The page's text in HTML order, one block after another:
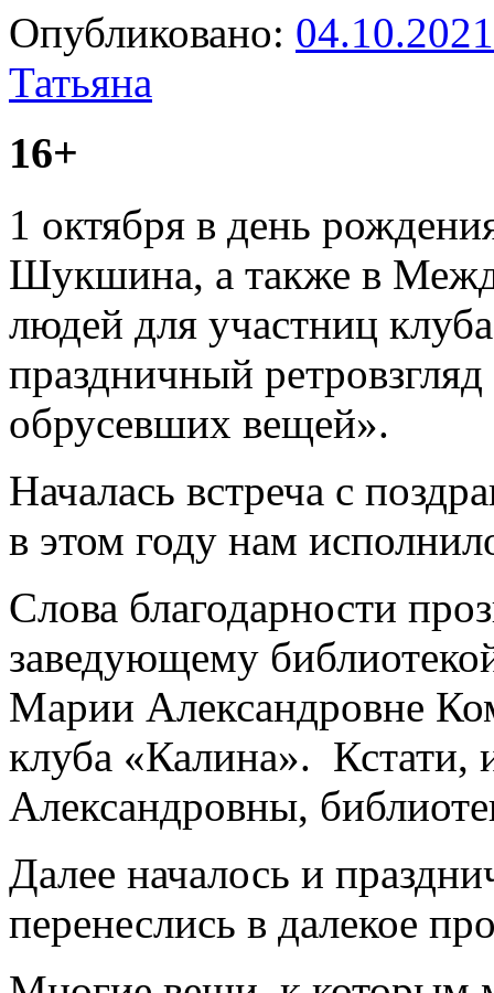
Опубликовано: 04.10.2021
Татьяна
16+
1 октября в день
Шукшина, а также в
людей для участниц
праздничный
обрусевших вещей».
Началась встреча с
в этом году нам
Слова благодарности
заведующему
Марии Александровне
клуба «Калина».
Александровны,
Далее началось и
перенеслись в далекое